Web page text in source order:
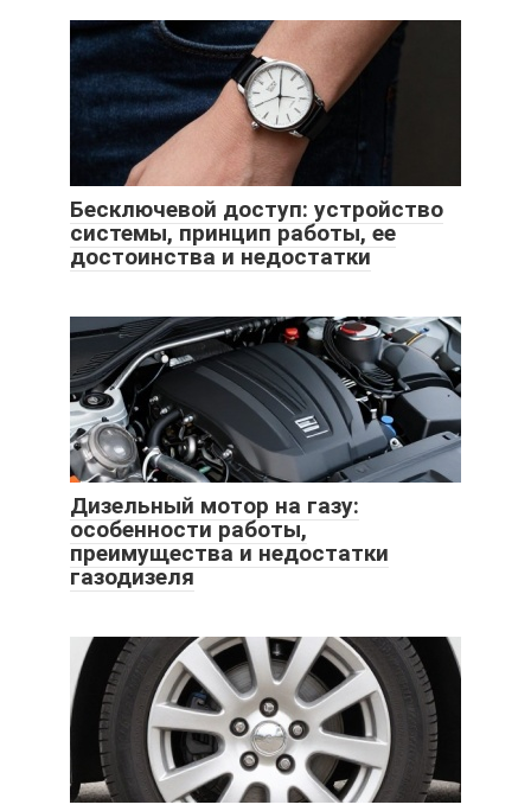
Бесключевой доступ: устройство
системы, принцип работы, ее
достоинства и недостатки
Дизельный мотор на газу:
особенности работы,
преимущества и недостатки
газодизеля